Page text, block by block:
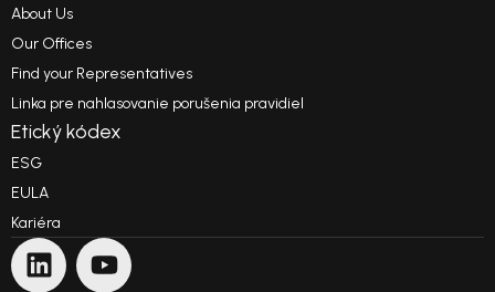
About Us
Our Offices
Find your Representatives
Linka pre nahlasovanie porušenia pravidiel
Etický kódex
ESG
EULA
Kariéra